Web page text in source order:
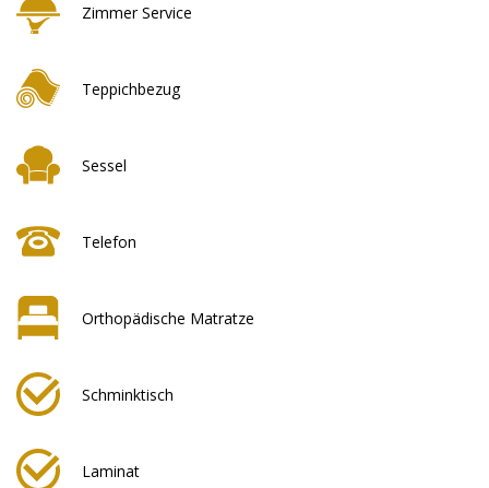
Zimmer Service
Teppichbezug
Sessel
Telefon
Orthopädische Matratze
Schminktisch
Laminat